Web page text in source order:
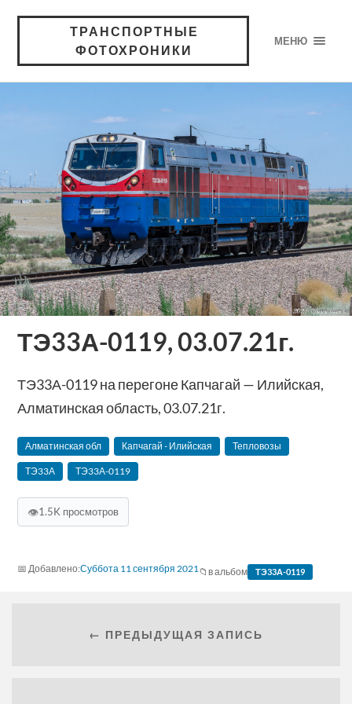
ТРАНСПОРТНЫЕ
ФОТОХРОНИКИ
МЕНЮ
ТЭ33А-0119, 03.07.21г.
ТЭ33А-0119 на перегоне Капчагай — Илийская,
Алматинская область, 03.07.21г.
Алматинская обл Капчагай - Илийская Тепловозы
ТЭ33А ТЭ33А-0119
👁1.5K просмотров
Суббота 11 сентября 2021 в альбом ТЭ33А-0119
← ПРЕДЫДУЩАЯ ЗАПИСЬ